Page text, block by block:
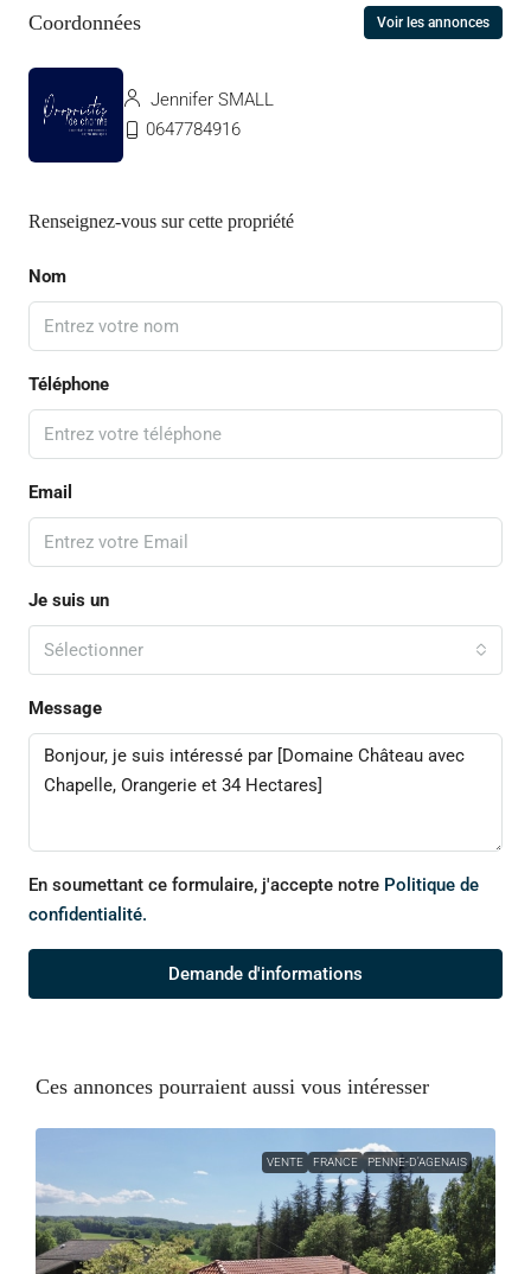
Coordonnées Voir les annonces
Jennifer SMALL
0647784916
Renseignez-vous sur cette propriété
Nom
Téléphone
Email
Je suis un
Sélectionner
Message
En soumettant ce formulaire, j'accepte notre Politique de
confidentialité.
Demande d'informations
Ces annonces pourraient aussi vous intéresser
VENTE FRANCE PENNE-D'AGENAIS